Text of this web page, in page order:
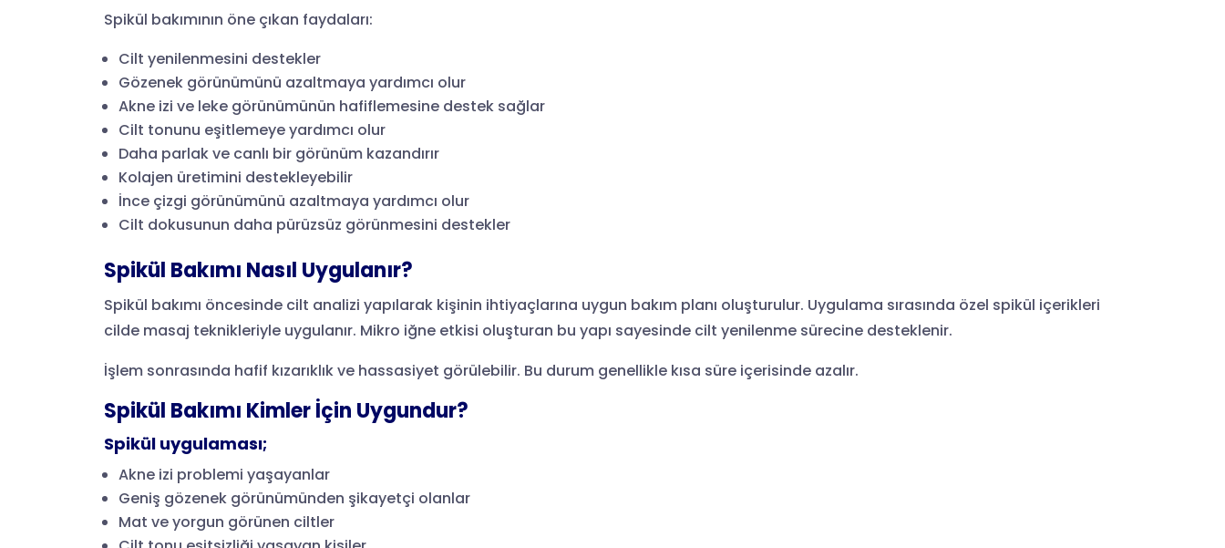
Spikül bakımının öne çıkan faydaları:
Cilt yenilenmesini destekler
Gözenek görünümünü azaltmaya yardımcı olur
Akne izi ve leke görünümünün hafiflemesine destek sağlar
Cilt tonunu eşitlemeye yardımcı olur
Daha parlak ve canlı bir görünüm kazandırır
Kolajen üretimini destekleyebilir
İnce çizgi görünümünü azaltmaya yardımcı olur
Cilt dokusunun daha pürüzsüz görünmesini destekler
Spikül Bakımı Nasıl Uygulanır?
Spikül bakımı öncesinde cilt analizi yapılarak kişinin ihtiyaçlarına uygun bakım planı oluşturulur. Uygulama sırasında özel spikül içerikleri
cilde masaj teknikleriyle uygulanır. Mikro iğne etkisi oluşturan bu yapı sayesinde cilt yenilenme sürecine desteklenir.
İşlem sonrasında hafif kızarıklık ve hassasiyet görülebilir. Bu durum genellikle kısa süre içerisinde azalır.
Spikül Bakımı Kimler İçin Uygundur?
Spikül uygulaması;
Akne izi problemi yaşayanlar
Geniş gözenek görünümünden şikayetçi olanlar
Mat ve yorgun görünen ciltler